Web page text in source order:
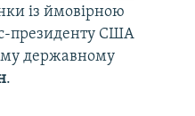
із ймовірною
президенту США
державному
.